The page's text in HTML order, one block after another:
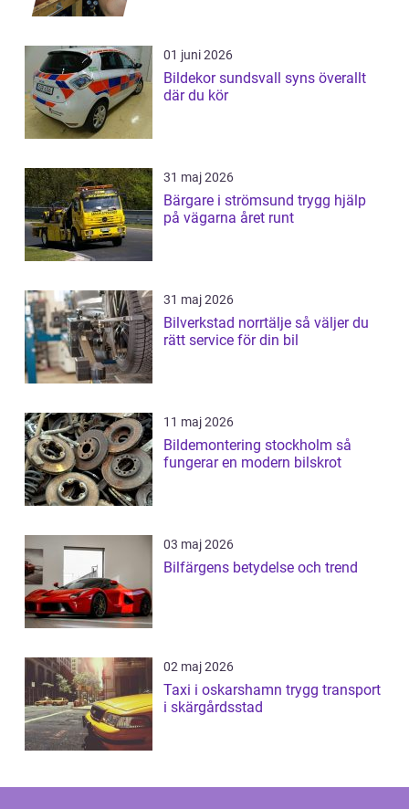
01 juni 2026
Bildekor sundsvall syns överallt
där du kör
31 maj 2026
Bärgare i strömsund trygg hjälp
på vägarna året runt
31 maj 2026
Bilverkstad norrtälje så väljer du
rätt service för din bil
11 maj 2026
Bildemontering stockholm så
fungerar en modern bilskrot
03 maj 2026
Bilfärgens betydelse och trend
02 maj 2026
Taxi i oskarshamn trygg transport
i skärgårdsstad